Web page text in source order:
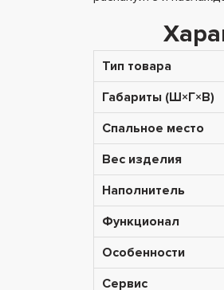
Тип товара
Габариты (Ш×Г×В)
Спальное место
Вес изделия
Наполнитель
Функционал
Особенности
Сервис